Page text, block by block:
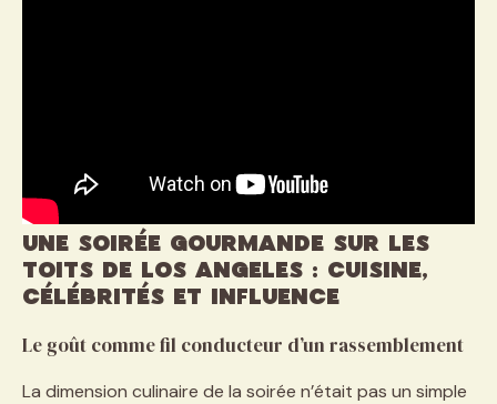
Une soirée gourmande sur les
toits de Los Angeles : cuisine,
célébrités et influence
Le goût comme fil conducteur d’un rassemblement
La dimension culinaire de la soirée n’était pas un simple